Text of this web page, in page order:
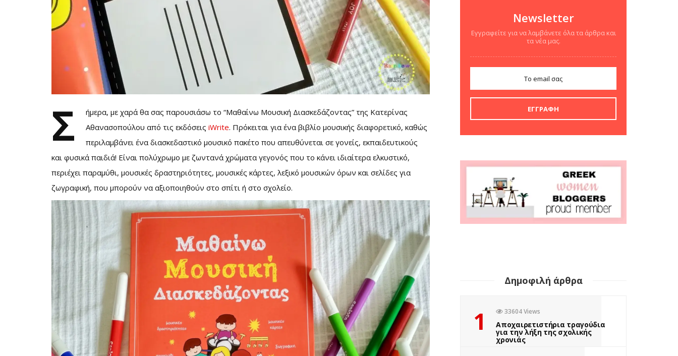
Σ
ήμερα, με χαρά θα σας παρουσιάσω το “Μαθαίνω Μουσική Διασκεδάζοντας” της Κατερίνας
Αθανασοπούλου από τις εκδόσεις iWrite. Πρόκειται για ένα βιβλίο μουσικής διαφορετικό, καθώς
περιλαμβάνει ένα διασκεδαστικό μουσικό πακέτο που απευθύνεται σε γονείς, εκπαιδευτικούς
και φυσικά παιδιά! Είναι πολύχρωμο με ζωντανά χρώματα γεγονός που το κάνει ιδιαίτερα ελκυστικό,
περιέχει παραμύθι, μουσικές δραστηριότητες, μουσικές κάρτες, λεξικό μουσικών όρων και σελίδες για
ζωγραφική, που μπορούν να αξιοποιηθούν στο σπίτι ή στο σχολείο.
Newsletter
Εγγραφείτε για να λαμβάνετε όλα τα άρθρα και
τα νέα μας.
Δημοφιλή άρθρα
1 33604 Views
Αποχαιρετιστήρια τραγούδια
για την λήξη της σχολικής
χρονιάς